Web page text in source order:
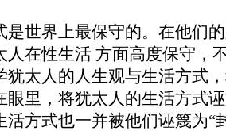
是世界上最保守的。在他们
人在性生活 方面高度保守，
犹太人的人生观与生活方式
眼里，将犹太人的生活方式
活方式也一并被他们诬篾为“